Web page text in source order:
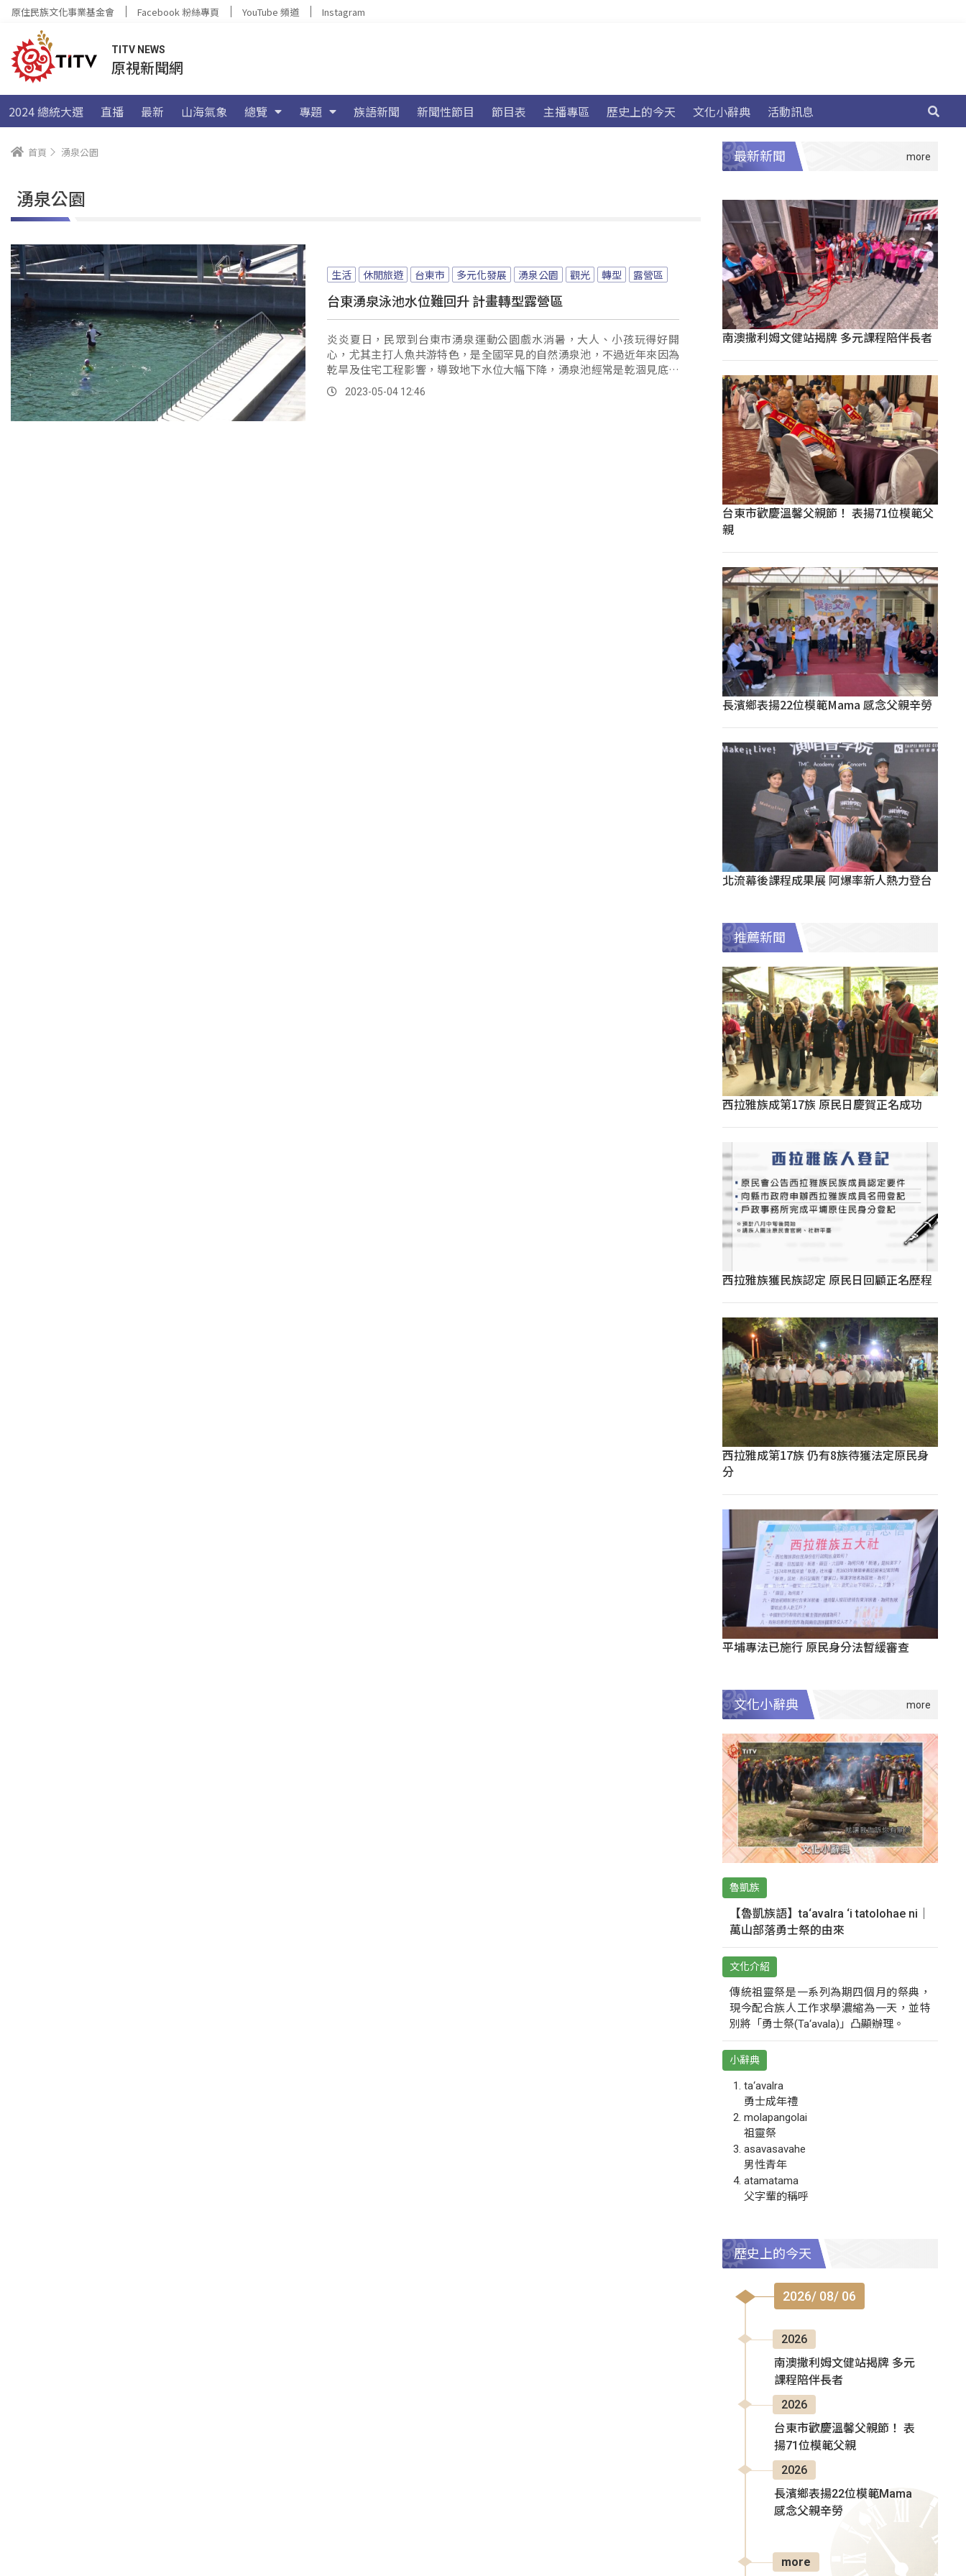
原住民族文化事業基金會 Facebook 粉絲專頁 YouTube 頻道 Instagram
TITV NEWS
原視新聞網
2024 總統大選 直播 最新 山海氣象 總覽 專題 族語新聞 新聞性節目 節目表 主播專區 歷史上的今天 文化小辭典 活動訊息
首頁 湧泉公園
湧泉公園
生活 休閒旅遊 台東市 多元化發展 湧泉公園 觀光 轉型 露營區
台東湧泉泳池水位難回升 計畫轉型露營區
炎炎夏日，民眾到台東市湧泉運動公園戲水消暑，大人、小孩玩得好開
心，尤其主打人魚共游特色，是全國罕見的自然湧泉池，不過近年來因為
乾旱及住宅工程影響，導致地下水位大幅下降，湧泉池經常是乾涸見底，
根本沒辦法下水游泳，甚至影響魚類生存。
2023-05-04 12:46
最新新聞
南澳撒利姆文健站揭牌 多元課程陪伴長者
台東市歡慶溫馨父親節！ 表揚71位模範父
親
長濱鄉表揚22位模範Mama 感念父親辛勞
北流幕後課程成果展 阿爆率新人熱力登台
推薦新聞
西拉雅族成第17族 原民日慶賀正名成功
西拉雅族獲民族認定 原民日回顧正名歷程
西拉雅成第17族 仍有8族待獲法定原民身
分
平埔專法已施行 原民身分法暫緩審查
文化小辭典
魯凱族
【魯凱族語】ta‘avalra ‘i tatolohae ni｜
萬山部落勇士祭的由來
文化介紹
傳統祖靈祭是一系列為期四個月的祭典，
現今配合族人工作求學濃縮為一天，並特
別將「勇士祭(Ta‘avala)」凸顯辦理。
小辭典
ta‘avalra
勇士成年禮
molapangolai
祖靈祭
asavasavahe
男性青年
atamatama
父字輩的稱呼
歷史上的今天
2026/ 08/ 06
2026
南澳撒利姆文健站揭牌 多元
課程陪伴長者
2026
台東市歡慶溫馨父親節！ 表
揚71位模範父親
2026
長濱鄉表揚22位模範Mama
感念父親辛勞
more